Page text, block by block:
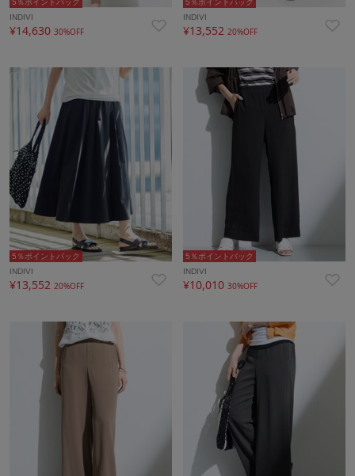
5％ポイントバック
INDIVI
¥14,630 30%OFF
5％ポイントバック
INDIVI
¥13,55220%OFF
5％ポイントバック
INDIVI
¥13,552 20%OFF
5％ポイントバック
INDIVI
¥10,01030%OFF